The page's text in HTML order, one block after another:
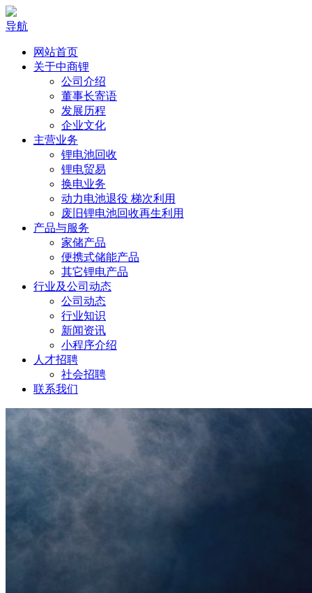
导航
网站首页
关于中商锂
公司介绍
董事长寄语
发展历程
企业文化
主营业务
锂电池回收
锂电贸易
换电业务
动力电池退役 梯次利用
废旧锂电池回收再生利用
产品与服务
家储产品
便携式储能产品
其它锂电产品
行业及公司动态
公司动态
行业知识
新闻资讯
小程序介绍
人才招聘
社会招聘
联系我们